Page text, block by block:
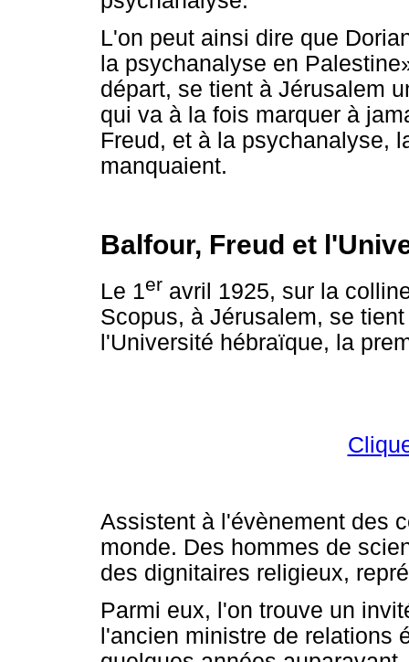
L'on peut ainsi dire que
la psychanalyse en
départ, se tient à Jérusalem
qui va à la fois marquer à
Freud, et à la psychanalyse,
manquaient.
Balfour, Freud et
Le 1er avril 1925, sur la
Scopus, à Jérusalem, se
l'Université hébraïque, la
Assistent à l'évènement des
monde. Des hommes de
des dignitaires religieux,
Parmi eux, l'on trouve un
l'ancien ministre de relations